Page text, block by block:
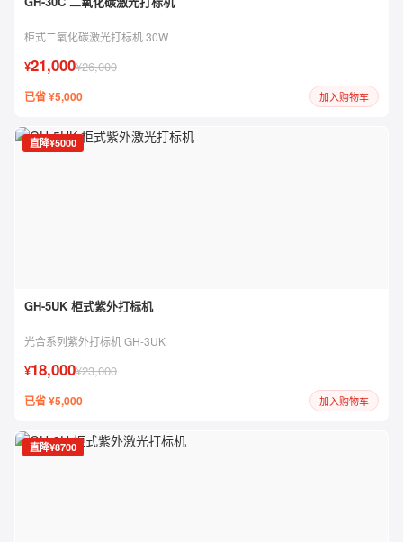
柜式二氧化碳激光打标机 30W
¥21,000¥26,000
已省 ¥5,000 加入购物车
直降¥5000
GH-5UK 柜式紫外打标机
光合系列紫外打标机 GH-3UK
¥18,000¥23,000
已省 ¥5,000 加入购物车
直降¥8700